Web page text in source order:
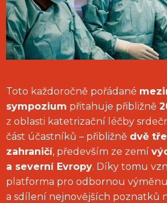
Toto každoročně pořádané
sympozium přitahuje přibližně
z oblasti katetrizační léčby
část účastníků – přibližně dvě
zahraničí, především ze zemí
a severní Evropy. Díky tomu
platforma pro odbornou
a sdílení nejnovějších poznatků